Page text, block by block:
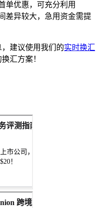
单优惠，可充分利用
差异较大，急用资金需提
建议使用我们的实时换汇
汇方案！